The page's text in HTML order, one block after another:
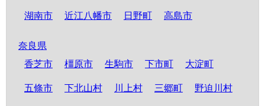
湖南市 近江八幡市 日野町 高島市
奈良県
香芝市
橿原市 生駒市 下市町 大淀町
五條市 下北山村 川上村 三郷町 野迫川村